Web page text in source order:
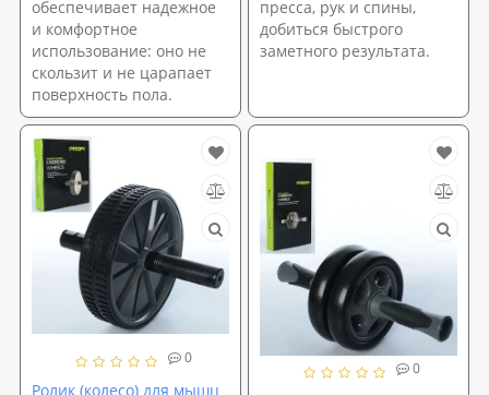
обеспечивает надежное
и комфортное
использование: оно не
скользит и не царапает
поверхность пола.
пресса, рук и спины,
добиться быстрого
заметного результата.
0
Ролик (колесо) для мышц
0